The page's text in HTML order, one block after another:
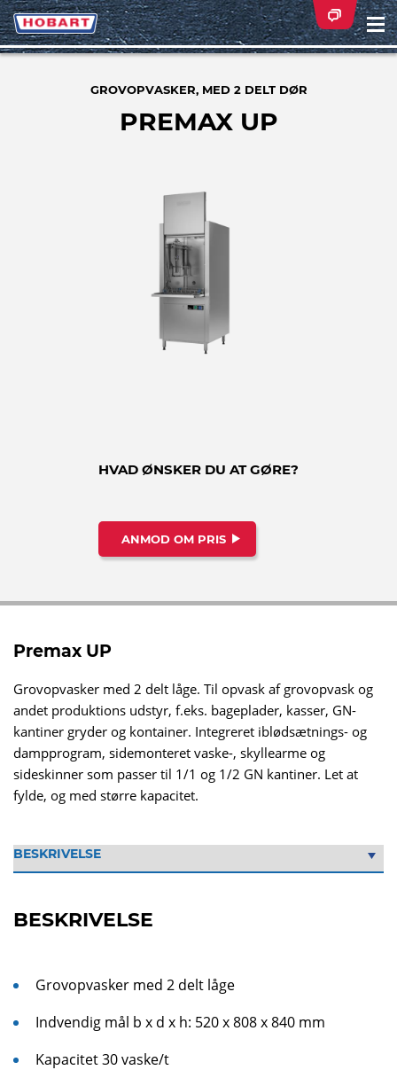
GROVOPVASKER, MED 2 DELT DØR
PREMAX UP
HVAD ØNSKER DU AT GØRE?
ANMOD OM PRIS
Premax UP
Grovopvasker med 2 delt låge. Til opvask af grovopvask og
andet produktions udstyr, f.eks. bageplader, kasser, GN-
kantiner gryder og kontainer. Integreret iblødsætnings- og
dampprogram, sidemonteret vaske-, skyllearme og
sideskinner som passer til 1/1 og 1/2 GN kantiner. Let at
fylde, og med større kapacitet.
BESKRIVELSE
Grovopvasker med 2 delt låge
Indvendig mål b x d x h: 520 x 808 x 840 mm
Kapacitet 30 vaske/t